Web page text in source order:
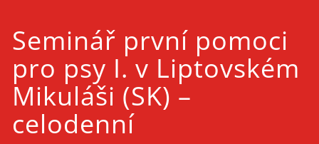
Seminář první pomoci
pro psy I. v Liptovském
Mikuláši (SK) –
celodenní